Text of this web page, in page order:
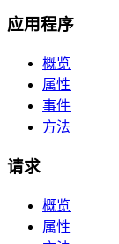
应用程序
概览
属性
事件
方法
请求
概览
属性